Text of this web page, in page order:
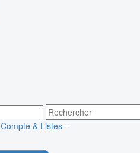
Compte & Listes